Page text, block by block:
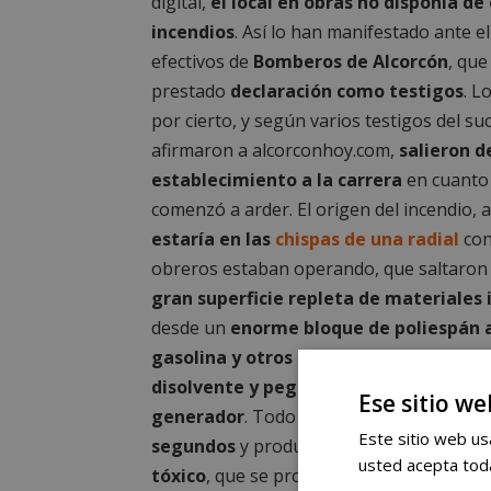
incendios. Así lo han manifestado ante
efectivos de Bomberos de Alcorcón,
prestado declaración como testigos.
por cierto, y según varios testigos del
afirmaron a alcorconhoy.com, salieron
establecimiento a la carrera en
comenzó a arder. El origen del incendio,
estaría en las chispas de una radial
obreros estaban operando, que
gran superficie repleta de materiales
desde un enorme bloque de poliespán
gasolina y otros materiales como
disolvente y pegamento
generador. Todo ello
ardió en
segundosy produjo
un humo
tóxico, que se propagó por las
Ese sitio
Este sitio web
usted acepta